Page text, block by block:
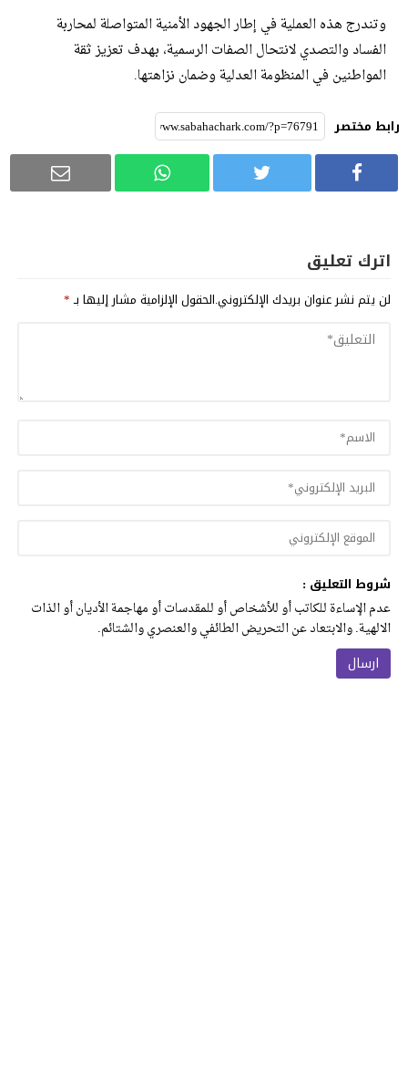
وتندرج هذه العملية في إطار الجهود الأمنية المتواصلة لمحاربة
الفساد والتصدي لانتحال الصفات الرسمية، بهدف تعزيز ثقة
المواطنين في المنظومة العدلية وضمان نزاهتها.
رابط مختصر
اترك تعليق
لن يتم نشر عنوان بريدك الإلكتروني.الحقول الإلزامية مشار إليها بـ*
شروط التعليق :
عدم الإساءة للكاتب أو للأشخاص أو للمقدسات أو مهاجمة الأديان أو الذات
الالهية. والابتعاد عن التحريض الطائفي والعنصري والشتائم.